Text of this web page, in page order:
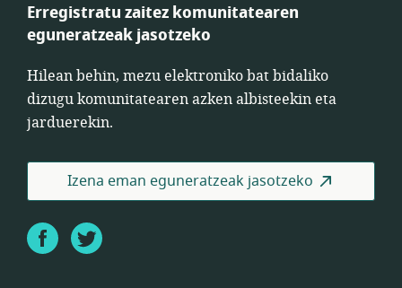
Erregistratu zaitez komunitatearen
eguneratzeak jasotzeko
Hilean behin, mezu elektroniko bat bidaliko
dizugu komunitatearen azken albisteekin eta
jarduerekin.
Izena eman eguneratzeak jasotzeko
FacebookTwitter